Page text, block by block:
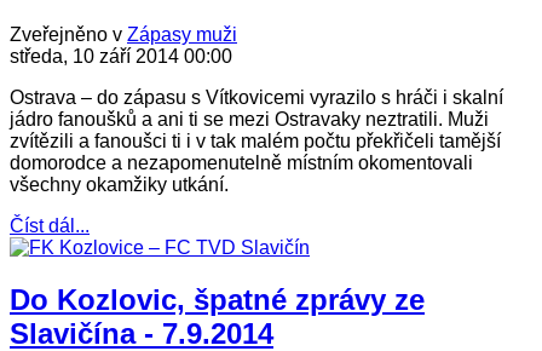
Zveřejněno v Zápasy muži
středa, 10 září 2014 00:00
Ostrava – do zápasu s Vítkovicemi vyrazilo s hráči i skalní
jádro fanoušků a ani ti se mezi Ostravaky neztratili. Muži
zvítězili a fanoušci ti i v tak malém počtu překřičeli tamější
domorodce a nezapomenutelně místním okomentovali
všechny okamžiky utkání.
Číst dál...
Do Kozlovic, špatné zprávy ze
Slavičína - 7.9.2014